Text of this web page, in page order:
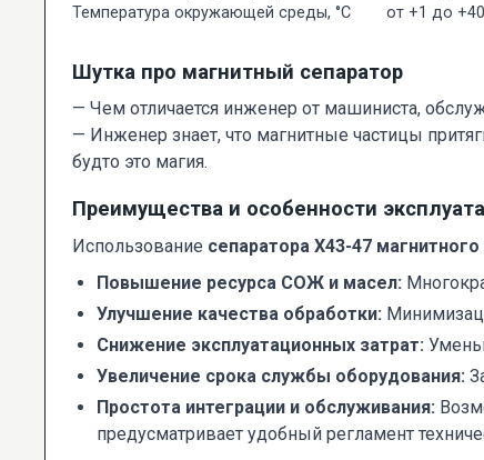
Температура окружающей среды, °С
от +1 до +40
Шутка про магнитный сепаратор
— Чем отличается инженер от машиниста,
— Инженер знает, что магнитные частицы
будто это магия.
Преимущества и особенности
Использование сепаратора Х43-47 магнитного
Повышение ресурса СОЖ и масел:
Улучшение качества обработки:
Снижение эксплуатационных затрат:
Увеличение срока службы оборудования:
Простота интеграции и обслуживания:
предусматривает удобный регламент